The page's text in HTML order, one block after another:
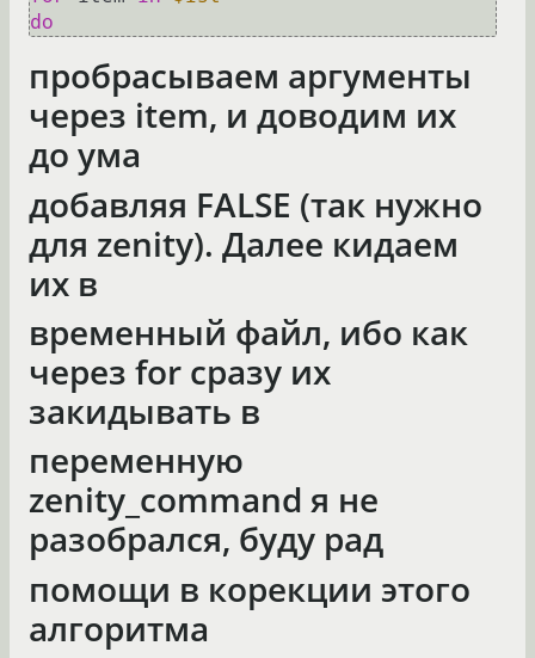
do
пробрасываем аргументы
через item, и доводим их
до ума
добавляя FALSE (так нужно
для zenity). Далее кидаем
их в
временный файл, ибо как
через for сразу их
закидывать в
переменную
zenity_command я не
разобрался, буду рад
помощи в корекции этого
алгоритма